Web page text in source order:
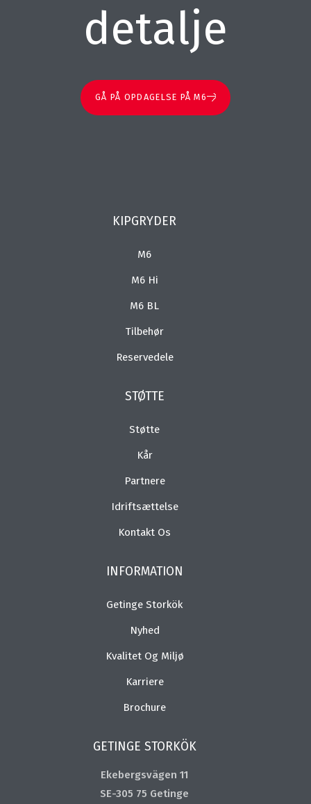
detalje
GÅ PÅ OPDAGELSE PÅ M6
KIPGRYDER
M6
M6 Hi
M6 BL
Tilbehør
Reservedele
STØTTE
Støtte
Kår
Partnere
Idriftsættelse
Kontakt Os
INFORMATION
Getinge Storkök
Nyhed
Kvalitet Og Miljø
Karriere
Brochure
GETINGE STORKÖK
Ekebergsvägen 11
SE-305 75 Getinge